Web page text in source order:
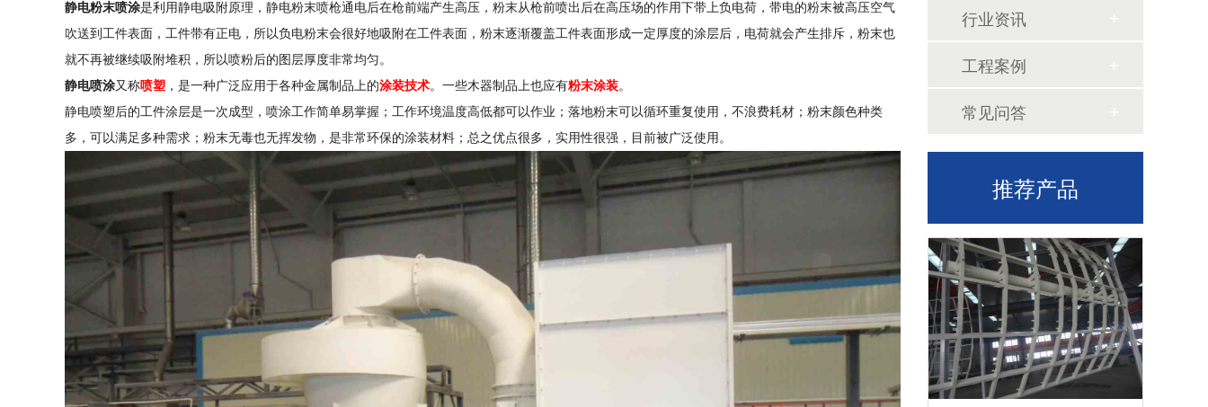
静电粉末喷涂是利用静电吸附原理，静电粉末喷枪通电后在枪前端产生高压，粉末从枪前喷出后在高压场的作用下带上负电荷，带电的粉末被高压空气
吹送到工件表面，工件带有正电，所以负电粉末会很好地吸附在工件表面，粉末逐渐覆盖工件表面形成一定厚度的涂层后，电荷就会产生排斥，粉末也
就不再被继续吸附堆积，所以喷粉后的图层厚度非常均匀。
静电喷涂又称喷塑 ，是一种广泛应用于各种金属制品上的涂装技术。一些木器制品上也应有粉末涂装。
静电喷塑后的工件涂层是一次成型，喷涂工作简单易掌握；工作环境温度高低都可以作业；落地粉末可以循环重复使用，不浪费耗材；粉末颜色种类
多，可以满足多种需求；粉末无毒也无挥发物，是非常环保的涂装材料；总之优点很多，实用性很强，目前被广泛使用。
行业资讯
工程案例
常见问答
推荐产品